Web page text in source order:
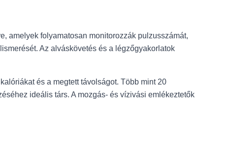
amelyek folyamatosan monitorozzák pulzusszámát,
Az alváskövetés és a légzőgyakorlatok
és a megtett távolságot. Több mint 20
ideális társ. A mozgás- és vízivási emlékeztetők